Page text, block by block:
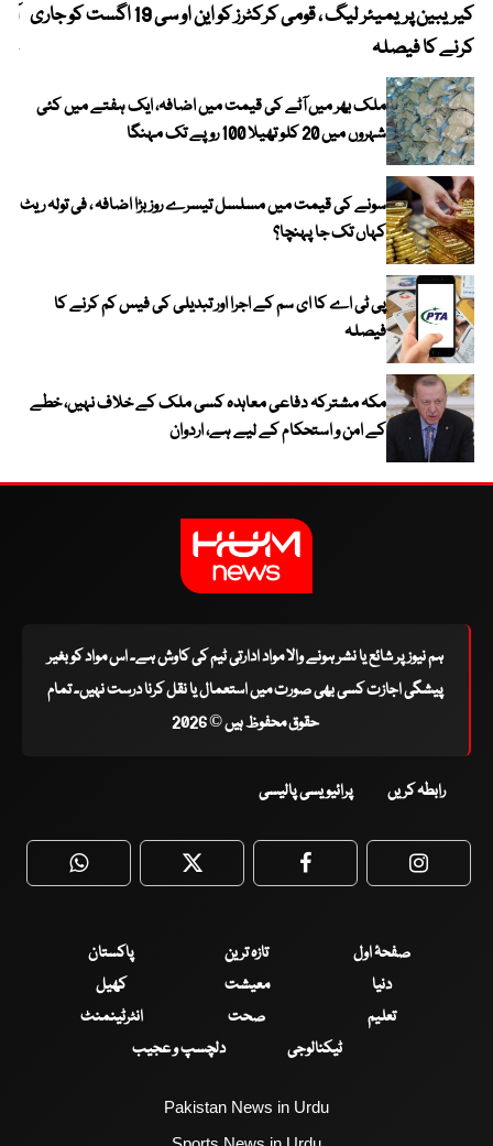
کیریبین پریمیئر لیگ ، قومی کرکٹرز کو این او سی 19 اگست کو جاری
کرنے کا فیصلہ
ملک بھر میں آٹے کی قیمت میں اضافہ، ایک ہفتے میں کئی
شہروں میں 20 کلو تھیلا 100 روپے تک مہنگا
سونے کی قیمت میں مسلسل تیسرے روز بڑا اضافہ ، فی تولہ ریٹ
کہاں تک جا پہنچا؟
پی ٹی اے کا ای سم کے اجرا اور تبدیلی کی فیس کم کرنے کا
فیصلہ
مکہ مشترکہ دفاعی معاہدہ کسی ملک کے خلاف نہیں، خطے
کے امن و استحکام کے لیے ہے، اردوان
ہم نیوز پر شائع یا نشر ہونے والا مواد ادارتی ٹیم کی کاوش ہے۔ اس مواد کو بغیر
پیشگی اجازت کسی بھی صورت میں استعمال یا نقل کرنا درست نہیں۔ تمام
حقوق محفوظ ہیں © 2026
رابطہ کریں پرائیویسی پالیسی
WhatsApp Twitter Facebook
صفحۂ اول تازہ ترین
پاکستان
دنیا
معیشت
کھیل
تعلیم
صحت
انٹرٹینمنٹ
ٹیکنالوجی
دلچسپ و عجیب
Pakistan News in Urdu